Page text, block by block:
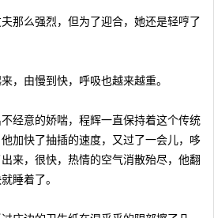
么强烈，但为了迎合，她还是轻哼了
由慢到快，呼吸也越来越重。
意的娇喘，程辉一直保持着这个传统
加快了抽插的速度，又过了一会儿，哆
来，很快，热情的空气消散殆尽，他翻
睡着了。